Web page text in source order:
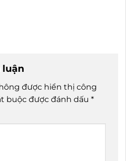
được hiển thị công
buộc được đánh dấu *